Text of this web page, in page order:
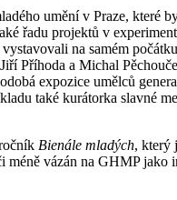
umění v Praze, které
řadu projektů v
na samém
Příhoda a Michal
expozice umělců
také kurátorka slavné
Bienále mladých, který
méně vázán na GHMP jako